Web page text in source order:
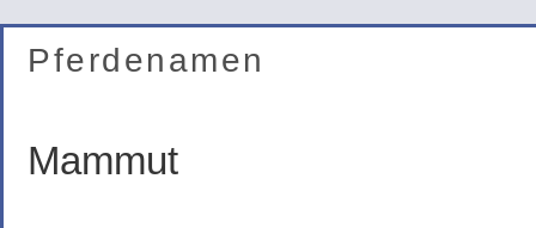
Pferdenamen
Mammut